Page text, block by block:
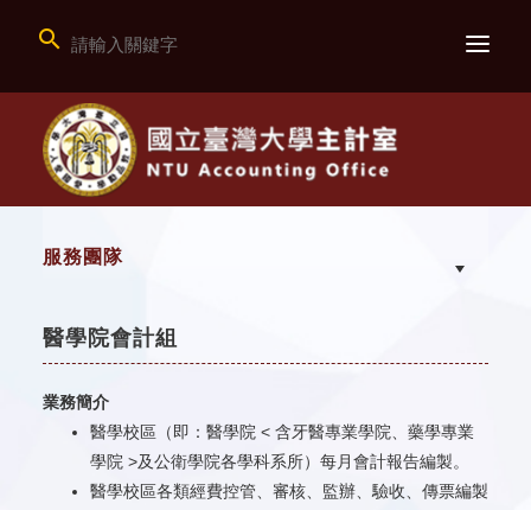

服務團隊
醫學院會計組
業務簡介
醫學校區（即：醫學院 < 含牙醫專業學院、藥學專業
學院 >及公衛學院各學科系所）每月會計報告編製。
醫學校區各類經費控管、審核、監辦、驗收、傳票編製